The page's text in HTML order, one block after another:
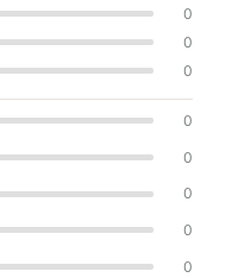
0
0
0
0
0
0
0
0